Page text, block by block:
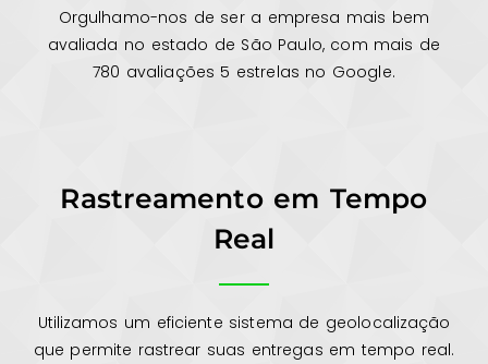
Orgulhamo-nos de ser a empresa mais bem
avaliada no estado de São Paulo, com mais de
780 avaliações 5 estrelas no Google.
Rastreamento em Tempo
Real
Utilizamos um eficiente sistema de geolocalização
que permite rastrear suas entregas em tempo real.